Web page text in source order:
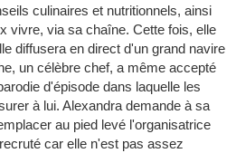
culinaires et nutritionnels, ainsi
vivre, via sa chaîne. Cette fois, elle
diffusera en direct d'un grand navire
un célèbre chef, a même accepté
d'épisode dans laquelle les
à lui. Alexandra demande à sa
au pied levé l'organisatrice
car elle n'est pas assez